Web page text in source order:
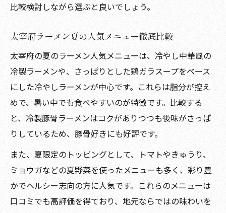
比較検討しながら選ぶと良いでしょう。
太宰府ラーメン夏の人気メニュー徹底比較
太宰府の夏のラーメン人気メニューは、冷やし中華風の
冷製ラーメンや、さっぱりとした鶏ガラスープをベース
にした冷やしラーメンが中心です。これらは脂分が控え
めで、暑い中でも食べやすいのが特徴です。比較する
と、冷製豚骨ラーメンはコクがありつつも後味がさっぱ
りしているため、豚骨好きにも好評です。
また、夏限定のトッピングとして、トマトやきゅうり、
ミョウガなどの夏野菜を使ったメニューも多く、彩り豊
かでヘルシー志向の方に人気です。これらのメニューは
口コミでも高評価を得ており、地元ならではの味わいを